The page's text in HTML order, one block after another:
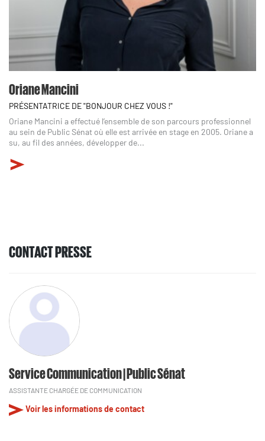
Oriane Mancini
PRÉSENTATRICE DE "BONJOUR CHEZ VOUS !"
Oriane Mancini a effectué l’ensemble de son parcours professionnel
au sein de Public Sénat où elle est arrivée en stage en 2005. Oriane a
su, au fil des années, développer de...
CONTACT PRESSE
Service Communication | Public Sénat
ASSISTANTE CHARGÉE DE COMMUNICATION
Voir les informations de contact